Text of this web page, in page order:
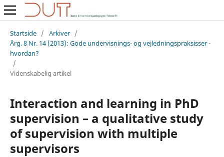
Startside / Arkiver /
Årg. 8 Nr. 14 (2013): Gode undervisnings- og vejledningspraksisser -
hvordan?
/
Videnskabelig artikel
Interaction and learning in PhD
supervision – a qualitative study
of supervision with multiple
supervisors